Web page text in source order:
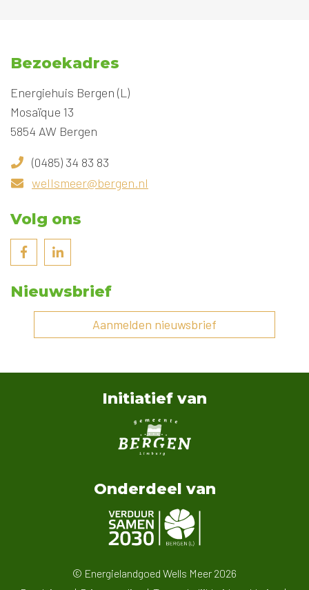
Bezoekadres
Energiehuis Bergen (L)
Mosaïque 13
5854 AW Bergen
(0485) 34 83 83
wellsmeer@bergen.nl
Volg ons
Nieuwsbrief
Aanmelden nieuwsbrief
Initiatief van
Onderdeel van
© Energielandgoed Wells Meer 2026